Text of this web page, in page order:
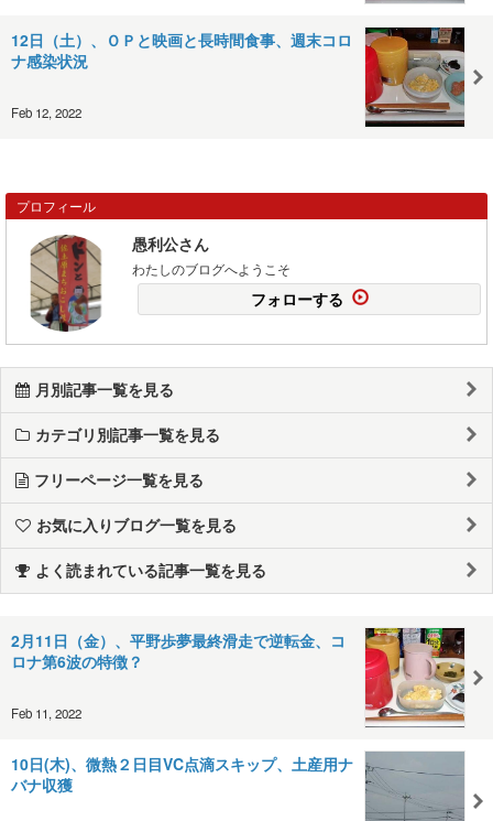
12日（土）、ＯＰと映画と長時間食事、週末コロ
ナ感染状況
Feb 12, 2022
プロフィール
愚利公さん
わたしのブログへようこそ
フォローする
月別記事一覧を見る
カテゴリ別記事一覧を見る
フリーページ一覧を見る
お気に入りブログ一覧を見る
よく読まれている記事一覧を見る
2月11日（金）、平野歩夢最終滑走で逆転金、コ
ロナ第6波の特徴？
Feb 11, 2022
10日(木)、微熱２日目VC点滴スキップ、土産用ナ
バナ収獲